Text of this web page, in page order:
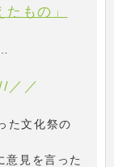
もの」
／／
た文化祭の
意見を言った